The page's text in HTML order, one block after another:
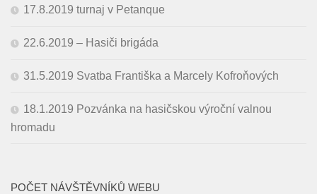
17.8.2019 turnaj v Petanque
22.6.2019 – Hasiči brigáda
31.5.2019 Svatba Františka a Marcely Kofroňových
18.1.2019 Pozvánka na hasičskou výroční valnou
hromadu
POČET NÁVŠTĚVNÍKŮ WEBU